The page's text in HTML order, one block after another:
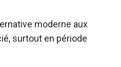
moderne aux
surtout en période